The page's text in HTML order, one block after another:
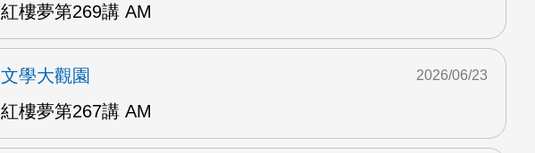
紅樓夢第269講 AM
文學大觀園
紅樓夢第267講 AM
2026/06/23